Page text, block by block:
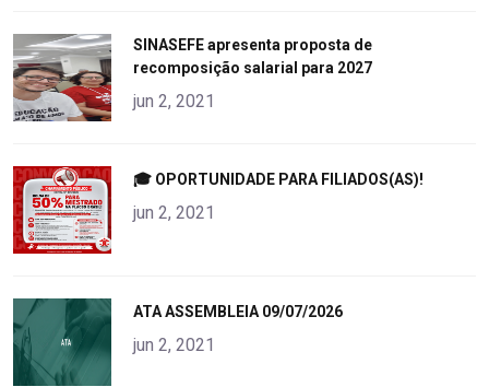
alt="product">
SINASEFE apresenta proposta de
recomposição salarial para 2027
jun 2, 2021
alt="product">
🎓 OPORTUNIDADE PARA FILIADOS(AS)!
jun 2, 2021
alt="product">
ATA ASSEMBLEIA 09/07/2026
jun 2, 2021